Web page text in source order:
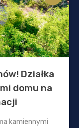
Działka
domu na
kamiennymi